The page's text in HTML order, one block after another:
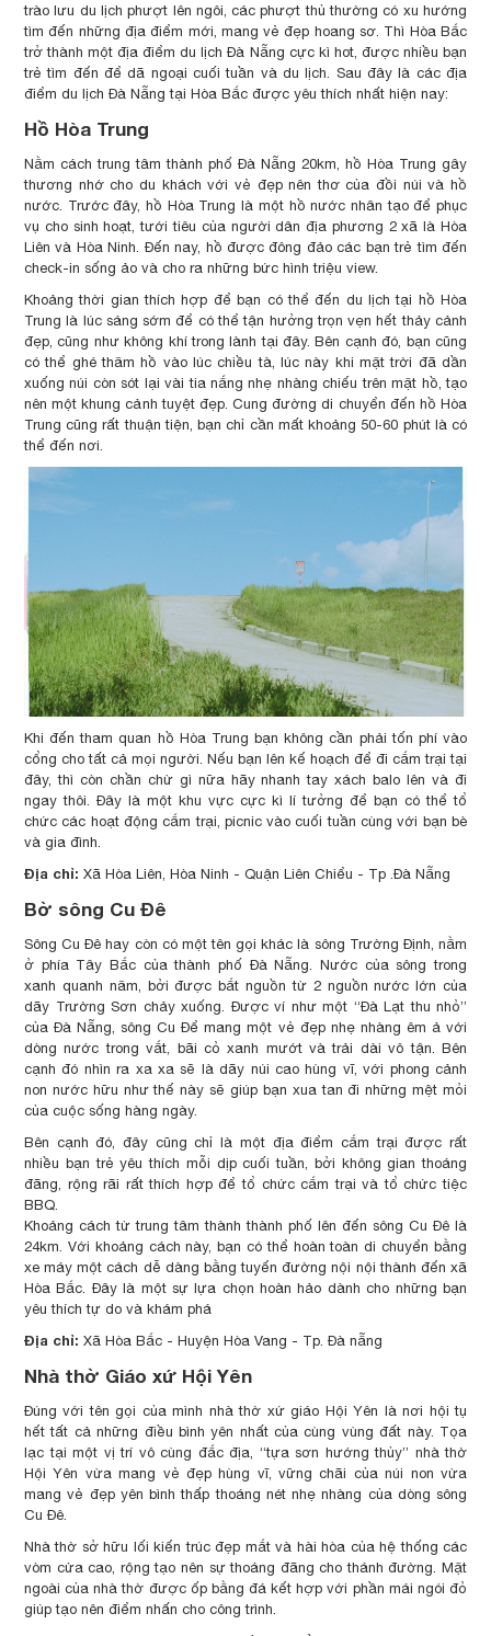
trào lưu du lịch phượt lên ngôi, các phượt thủ thường có xu hướng
tìm đến những địa điểm mới, mang vẻ đẹp hoang sơ. Thì Hòa Bắc
trở thành một địa điểm du lịch Đà Nẵng cực kì hot, được nhiều bạn
trẻ tìm đến để dã ngoại cuối tuần và du lịch. Sau đây là các địa
điểm du lịch Đà Nẵng tại Hòa Bắc được yêu thích nhất hiện nay:
Hồ Hòa Trung
Nằm cách trung tâm thành phố Đà Nẵng 20km, hồ Hòa Trung gây
thương nhớ cho du khách với vẻ đẹp nên thơ của đồi núi và hồ
nước. Trước đây, hồ Hòa Trung là một hồ nước nhân tạo để phục
vụ cho sinh hoạt, tưới tiêu của người dân địa phương 2 xã là Hòa
Liên và Hòa Ninh. Đến nay, hồ được đông đảo các bạn trẻ tìm đến
check-in sống ảo và cho ra những bức hình triệu view.
Khoảng thời gian thích hợp để bạn có thể đến du lịch tại hồ Hòa
Trung là lúc sáng sớm để có thể tận hưởng trọn vẹn hết thảy cảnh
đẹp, cũng như không khí trong lành tại đây. Bên cạnh đó, bạn cũng
có thể ghé thăm hồ vào lúc chiều tà, lúc này khi mặt trời đã dần
xuống núi còn sót lại vài tia nắng nhẹ nhàng chiếu trên mặt hồ, tạo
nên một khung cảnh tuyệt đẹp. Cung đường di chuyển đến hồ Hòa
Trung cũng rất thuận tiện, bạn chỉ cần mất khoảng 50-60 phút là có
thể đến nơi.
Khi đến tham quan hồ Hòa Trung bạn không cần phải tốn phí vào
cổng cho tất cả mọi người. Nếu bạn lên kế hoạch để đi cắm trại tại
đây, thì còn chần chừ gì nữa hãy nhanh tay xách balo lên và đi
ngay thôi. Đây là một khu vực cực kì lí tưởng để bạn có thể tổ
chức các hoạt động cắm trại, picnic vào cuối tuần cùng với bạn bè
và gia đình.
Địa chỉ: Xã Hòa Liên, Hòa Ninh - Quận Liên Chiểu - Tp .Đà Nẵng
Bờ sông Cu Đê
Sông Cu Đê hay còn có một tên gọi khác là sông Trường Định, nằm
ở phía Tây Bắc của thành phố Đà Nẵng. Nước của sông trong
xanh quanh năm, bởi được bắt nguồn từ 2 nguồn nước lớn của
dãy Trường Sơn chảy xuống. Được ví như một “Đà Lạt thu nhỏ”
của Đà Nẵng, sông Cu Để mang một vẻ đẹp nhẹ nhàng êm ả với
dòng nước trong vắt, bãi cỏ xanh mướt và trải dài vô tận. Bên
cạnh đó nhìn ra xa xa sẽ là dãy núi cao hùng vĩ, với phong cảnh
non nước hữu như thế này sẽ giúp bạn xua tan đi những mệt mỏi
của cuộc sống hàng ngày.
Bên cạnh đó, đây cũng chỉ là một địa điểm cắm trại được rất
nhiều bạn trẻ yêu thích mỗi dịp cuối tuần, bởi không gian thoáng
đãng, rộng rãi rất thích hợp để tổ chức cắm trại và tổ chức tiệc
BBQ.
Khoảng cách từ trung tâm thành thành phố lên đến sông Cu Đê là
24km. Với khoảng cách này, bạn có thể hoàn toàn di chuyển bằng
xe máy một cách dễ dàng bằng tuyến đường nội nội thành đến xã
Hòa Bắc. Đây là một sự lựa chọn hoàn hảo dành cho những bạn
yêu thích tự do và khám phá
Địa chỉ: Xã Hòa Bắc - Huyện Hòa Vang - Tp. Đà nẵng
Nhà thờ Giáo xứ Hội Yên
Đúng với tên gọi của mình nhà thờ xứ giáo Hội Yên là nơi hội tụ
hết tất cả những điều bình yên nhất của cùng vùng đất này. Tọa
lạc tại một vị trí vô cùng đắc địa, “tựa sơn hướng thủy” nhà thờ
Hội Yên vừa mang vẻ đẹp hùng vĩ, vững chãi của núi non vừa
mang vẻ đẹp yên bình thấp thoáng nét nhẹ nhàng của dòng sông
Cu Đê.
Nhà thờ sở hữu lối kiến trúc đẹp mắt và hài hòa của hệ thống các
vòm cửa cao, rộng tạo nên sự thoáng đãng cho thánh đường. Mặt
ngoài của nhà thờ được ốp bằng đá kết hợp với phần mái ngói đỏ
giúp tạo nên điểm nhấn cho công trình.